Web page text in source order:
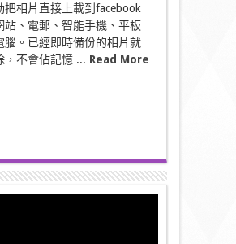
把相片直接上載到facebook
站、電郵、智能手機、平板
腦。已經即時備份的相片就
，不會佔記憶 ... Read More